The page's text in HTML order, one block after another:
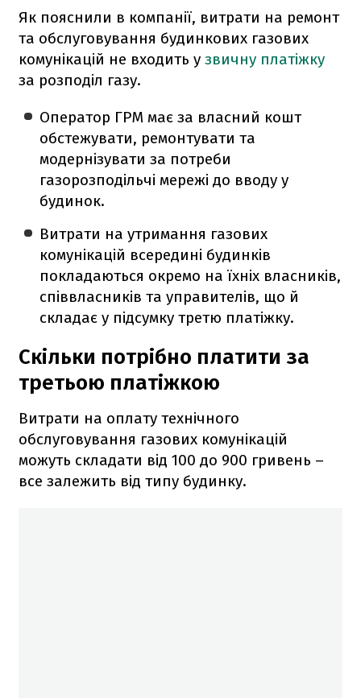
Як пояснили в компанії, витрати на ремонт
та обслуговування будинкових газових
комунікацій не входить у звичну платіжку
за розподіл газу.
Оператор ГРМ має за власний кошт
обстежувати, ремонтувати та
модернізувати за потреби
газорозподільчі мережі до вводу у
будинок.
Витрати на утримання газових
комунікацій всередині будинків
покладаються окремо на їхніх власників,
співвласників та управителів, що й
складає у підсумку третю платіжку.
Скільки потрібно платити за
третьою платіжкою
Витрати на оплату технічного
обслуговування газових комунікацій
можуть складати від 100 до 900 гривень –
все залежить від типу будинку.